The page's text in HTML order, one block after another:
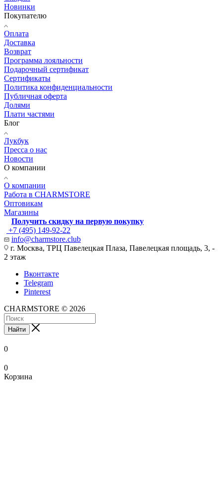
Новинки
Покупателю
Оплата
Доставка
Возврат
Программа лояльности
Подарочный сертификат
Сертификаты
Политика конфиденциальности
Публичная оферта
Долями
Плати частями
Блог
Лукбук
Пресса о нас
Новости
О компании
О компании
Работа в CHARMSTORE
Оптовикам
Магазины
Получить скидку на первую покупку
+7 (495) 149-92-22
info@charmstore.club
г. Москва, ТРЦ Павелецкая Плаза, Павелецкая площадь, 3, -
2 этаж
Вконтакте
Telegram
Pinterest
CHARMSTORE © 2026
Найти
0
0
Корзина